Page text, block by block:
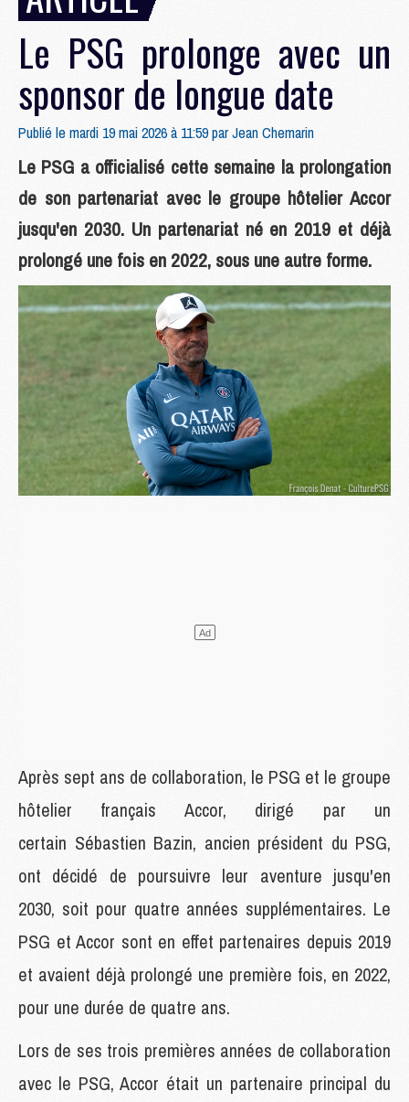
Le PSG prolonge avec un
sponsor de longue date
Publié le mardi 19 mai 2026 à 11:59 parJean Chemarin
Le PSG a officialisé cette semaine la prolongation
de son partenariat avec le groupe hôtelier Accor
jusqu'en 2030. Un partenariat né en 2019 et déjà
prolongé une fois en 2022, sous une autre forme.
Après sept ans de collaboration, le PSG et le groupe
hôtelier français Accor, dirigé par un
certain Sébastien Bazin, ancien président du PSG,
ont décidé de poursuivre leur aventure jusqu'en
2030, soit pour quatre années supplémentaires. Le
PSG et Accor sont en effet partenaires depuis 2019
et avaient déjà prolongé une première fois, en 2022,
pour une durée de quatre ans.
Lors de ses trois premières années de collaboration
avec le PSG, Accor était un partenaire principal du